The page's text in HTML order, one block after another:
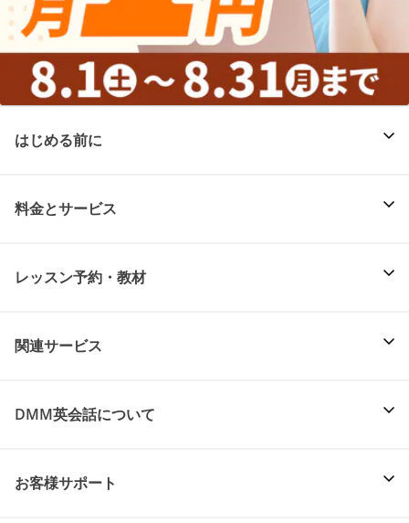
はじめる前に
料金とサービス
レッスン予約・教材
関連サービス
DMM英会話について
お客様サポート